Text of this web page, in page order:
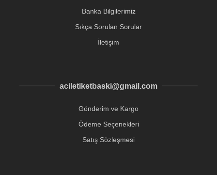
Banka Bilgilerimiz
Sıkça Sorulan Sorular
İletişim
aciletiketbaski@gmail.com
Gönderim ve Kargo
Ödeme Seçenekleri
Satış Sözleşmesi